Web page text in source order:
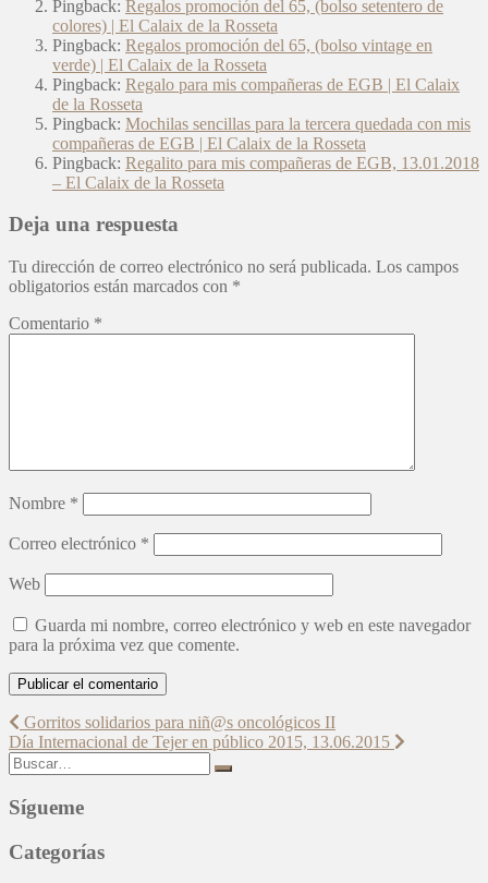
Pingback: Regalos promoción del 65, (bolso setentero de
colores) | El Calaix de la Rosseta
Pingback: Regalos promoción del 65, (bolso vintage en
verde) | El Calaix de la Rosseta
Pingback: Regalo para mis compañeras de EGB | El Calaix
de la Rosseta
Pingback: Mochilas sencillas para la tercera quedada con mis
compañeras de EGB | El Calaix de la Rosseta
Pingback: Regalito para mis compañeras de EGB, 13.01.2018
– El Calaix de la Rosseta
Deja una respuesta
Tu dirección de correo electrónico no será publicada. Los campos
obligatorios están marcados con *
Comentario *
Nombre *
Correo electrónico *
Web
Guarda mi nombre, correo electrónico y web en este navegador
para la próxima vez que comente.
Navegación
de
entradas
Gorritos solidarios para niñ@s oncológicos II
Día Internacional de Tejer en público 2015, 13.06.2015
Buscar:
Sígueme
Categorías